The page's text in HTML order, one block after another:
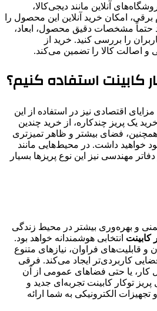
آنلاین مانند دیجی‌کالا،
برقی، امکان خرید آنلاین این محصول را
حتماً مشخصات دقیق محصول، ابعاد،
را بررسی کنید. خرید از
و اصالت کالا را تضمین می‌کند.
کابینت استفاده کنیم؟
مزایای اقتصادی نیز در استفاده از این
یک پریز چندکاره، از خرید چندین
فضای بیشتر و ظاهر تمیزتری
خواهید داشت. در محیط‌هایی مانند
مهندسی نیز این نوع پریزها بسیار
و بهره‌وری بیشتر در محیط زندگی
کابینت انتخابی هوشمندانه خواهد بود.
قابلیت‌های فراوان، نیازهای متنوع
کاربردی‌تر ایجاد می‌کند. فرقی
کار، یا حتی فضاهای عمومی از آن
توکار کابینت تجربه‌ای جدید و
الکترونیکی به شما ارائه